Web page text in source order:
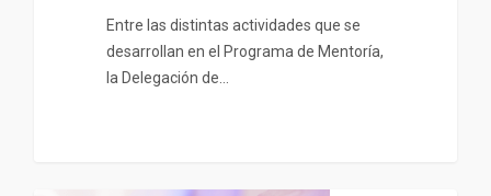
Entre las distintas actividades que se
desarrollan en el Programa de Mentoría,
la Delegación de…